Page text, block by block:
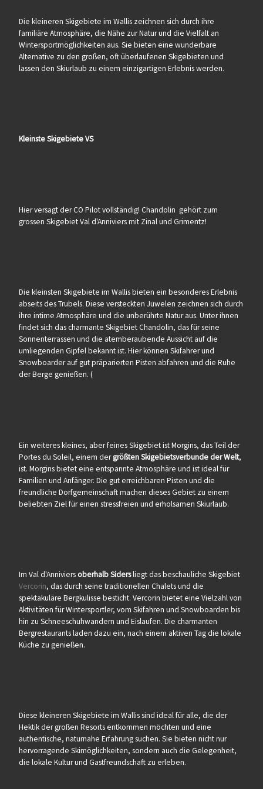
Die kleineren Skigebiete im Wallis zeichnen sich durch ihre
familiäre Atmosphäre, die Nähe zur Natur und die Vielfalt an
Wintersportmöglichkeiten aus. Sie bieten eine wunderbare
Alternative zu den großen, oft überlaufenen Skigebieten und
lassen den Skiurlaub zu einem einzigartigen Erlebnis werden.
Kleinste Skigebiete VS
Hier versagt der CO Pilot vollständig! Chandolin gehört zum
grossen Skigebiet Val d'Anniviers mit Zinal und Grimentz!
Die kleinsten Skigebiete im Wallis bieten ein besonderes Erlebnis
abseits des Trubels. Diese versteckten Juwelen zeichnen sich durch
ihre intime Atmosphäre und die unberührte Natur aus. Unter ihnen
findet sich das charmante Skigebiet Chandolin, das für seine
Sonnenterrassen und die atemberaubende Aussicht auf die
umliegenden Gipfel bekannt ist. Hier können Skifahrer und
Snowboarder auf gut präparierten Pisten abfahren und die Ruhe
der Berge genießen. (
Ein weiteres kleines, aber feines Skigebiet ist Morgins, das Teil der
Portes du Soleil, einem dergrößten Skigebietsverbunde der Welt,
ist. Morgins bietet eine entspannte Atmosphäre und ist ideal für
Familien und Anfänger. Die gut erreichbaren Pisten und die
freundliche Dorfgemeinschaft machen dieses Gebiet zu einem
beliebten Ziel für einen stressfreien und erholsamen Skiurlaub.
Im Val d'Anniviersoberhalb Sidersliegt das beschauliche Skigebiet
Vercorin, das durch seine traditionellen Chalets und die
spektakuläre Bergkulisse besticht. Vercorin bietet eine Vielzahl von
Aktivitäten für Wintersportler, vom Skifahren und Snowboarden bis
hin zu Schneeschuhwandern und Eislaufen. Die charmanten
Bergrestaurants laden dazu ein, nach einem aktiven Tag die lokale
Küche zu genießen.
Diese kleineren Skigebiete im Wallis sind ideal für alle, die der
Hektik der großen Resorts entkommen möchten und eine
authentische, naturnahe Erfahrung suchen. Sie bieten nicht nur
hervorragende Skimöglichkeiten, sondern auch die Gelegenheit,
die lokale Kultur und Gastfreundschaft zu erleben.